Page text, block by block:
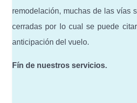
remodelación, muchas de las vías
cerradas por lo cual se puede
anticipación del vuelo.
Fín de nuestros servicios.